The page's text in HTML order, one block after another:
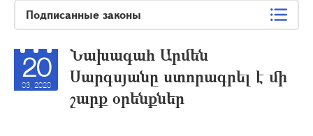
Подписанные законы
20
03, 2020
Նախագահ Արմեն
Սարգսյանը ստորագրել է մի
շարք օրենքներ